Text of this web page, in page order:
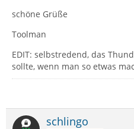
schöne Grüße
Toolman
EDIT: selbstredend, das
sollte, wenn man so etwas
schlingo